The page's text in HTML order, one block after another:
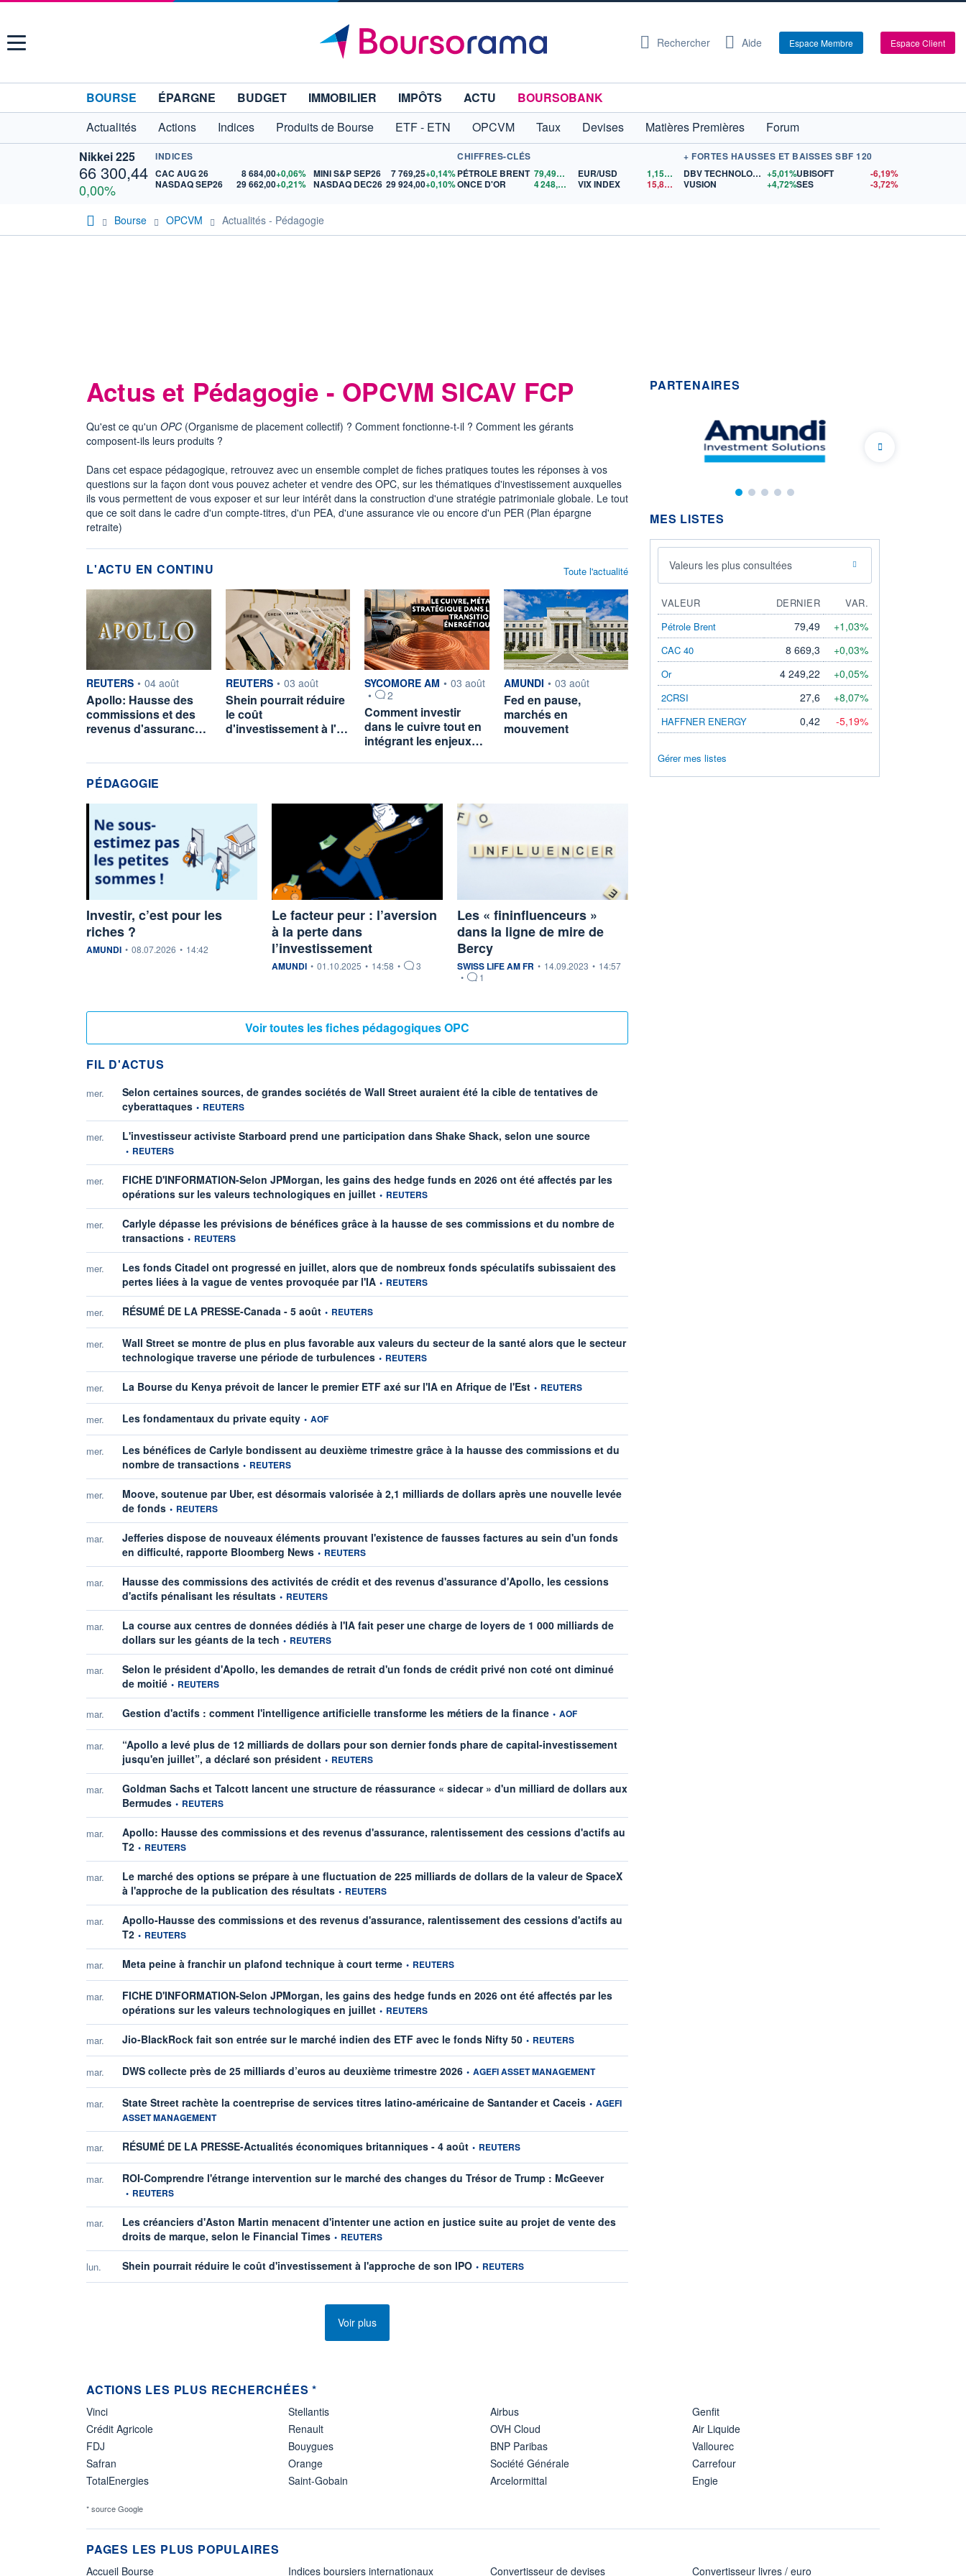
Menu Rechercher Aide Espace Membre Espace Client
BOURSE ÉPARGNE BUDGET IMMOBILIER IMPÔTS ACTU
BOURSOBANK
Actualités
Actions Indices Produits de Bourse ETF - ETN OPCVM Taux Devises Matières Premières
Forum
Nikkei 225
66 300,44
0,00%
INDICES
CAC AUG 26
8 684,00+0,06%
NASDAQ SEP26
29 662,00+0,21%
MINI S&P SEP26 7 769,25+0,14%
NASDAQ DEC26 29 924,00+0,10%
CHIFFRES-CLÉS
PÉTROLE BRENT
79,49
$US
ONCE D'OR
4 248,97 $US
EUR/USD 1,1554
$US
VIX INDEX
15,81$US
+ FORTES HAUSSES ET BAISSES SBF 120
DBV TECHNOLOGIES +5,01%
VUSION
+4,72%
UBISOFT
-6,19%
SES
-3,72%
Bourse OPCVM Actualités - Pédagogie
Actus et Pédagogie - OPCVM SICAV FCP
Qu'est ce qu'un OPC (Organisme de placement collectif) ? Comment fonctionne-t-il ? Comment les gérants
composent-ils leurs produits ?
Dans cet espace pédagogique, retrouvez avec un ensemble complet de fiches pratiques toutes les réponses à vos
questions sur la façon dont vous pouvez acheter et vendre des OPC, sur les thématiques d'investissement auxquelles
ils vous permettent de vous exposer et sur leur intérêt dans la construction d'une stratégie patrimoniale globale. Le tout
que ce soit dans le cadre d'un compte-titres, d'un PEA, d'une assurance vie ou encore d'un PER (Plan épargne
retraite)
L'ACTU EN CONTINU
information fournie par
REUTERS • 04 août
Apollo: Hausse des
commissions et des
revenus d'assuranc…
information fournie par
REUTERS • 03 août
Shein pourrait réduire
le coût
d'investissement à l'…
information fournie par
SYCOMORE AM • 03 août
•
2
Comment investir
dans le cuivre tout en
intégrant les enjeux…
information fournie par
AMUNDI • 03 août
Fed en pause,
marchés en
mouvement
Toute l'actualité
PÉDAGOGIE
Investir, c’est pour les
riches ?
information fournie par
AMUNDI • 08.07.2026 • 14:42
Le facteur peur : l’aversion
à la perte dans
l’investissement
information fournie par
AMUNDI • 01.10.2025 • 14:58 • 3
Les « fininfluenceurs »
dans la ligne de mire de
Bercy
information fournie par
SWISS LIFE AM FR • 14.09.2023 • 14:57
•
1
Voir toutes les fiches pédagogiques OPC
FIL D'ACTUS
mer.
Selon certaines sources, de grandes sociétés de Wall Street auraient été la cible de tentatives de
cyberattaques information fournie par
• REUTERS
mer. L'investisseur activiste Starboard prend une participation dans Shake Shack, selon une source
• REUTERS
mer.
FICHE D'INFORMATION-Selon JPMorgan, les gains des hedge funds en 2026 ont été affectés par les
opérations sur les valeurs technologiques en juilletinformation fournie par
• REUTERS
mer.
Carlyle dépasse les prévisions de bénéfices grâce à la hausse de ses commissions et du nombre de
transactions information fournie par
• REUTERS
mer.
Les fonds Citadel ont progressé en juillet, alors que de nombreux fonds spéculatifs subissaient des
pertes liées à la vague de ventes provoquée par l'IA information fournie par
• REUTERS
mer. RÉSUMÉ DE LA PRESSE-Canada - 5 aoûtinformation fournie par
• REUTERS
mer.
Wall Street se montre de plus en plus favorable aux valeurs du secteur de la santé alors que le secteur
technologique traverse une période de turbulences information fournie par
• REUTERS
mer. La Bourse du Kenya prévoit de lancer le premier ETF axé sur l'IA en Afrique de l'Estinformation fournie par
• REUTERS
mer. Les fondamentaux du private equityinformation fournie par
• AOF
mer.
Les bénéfices de Carlyle bondissent au deuxième trimestre grâce à la hausse des commissions et du
nombre de transactions information fournie par
• REUTERS
mer.
Moove, soutenue par Uber, est désormais valorisée à 2,1 milliards de dollars après une nouvelle levée
de fonds information fournie par
• REUTERS
mar.
Jefferies dispose de nouveaux éléments prouvant l'existence de fausses factures au sein d'un fonds
en difficulté, rapporte Bloomberg News information fournie par
• REUTERS
mar.
Hausse des commissions des activités de crédit et des revenus d'assurance d'Apollo, les cessions
d'actifs pénalisant les résultats information fournie par
• REUTERS
mar.
La course aux centres de données dédiés à l'IA fait peser une charge de loyers de 1 000 milliards de
dollars sur les géants de la tech information fournie par
• REUTERS
mar.
Selon le président d'Apollo, les demandes de retrait d'un fonds de crédit privé non coté ont diminué
de moitié information fournie par
• REUTERS
mar. Gestion d'actifs : comment l'intelligence artificielle transforme les métiers de la finance information fournie par
• AOF
mar.
“Apollo a levé plus de 12 milliards de dollars pour son dernier fonds phare de capital-investissement
jusqu'en juillet”, a déclaré son présidentinformation fournie par
• REUTERS
mar.
Goldman Sachs et Talcott lancent une structure de réassurance « sidecar » d'un milliard de dollars aux
Bermudes information fournie par
• REUTERS
mar.
Apollo: Hausse des commissions et des revenus d'assurance, ralentissement des cessions d'actifs au
T2information fournie par
• REUTERS
mar.
Le marché des options se prépare à une fluctuation de 225 milliards de dollars de la valeur de SpaceX
à l'approche de la publication des résultats information fournie par
• REUTERS
mar.
Apollo-Hausse des commissions et des revenus d'assurance, ralentissement des cessions d'actifs au
T2information fournie par
• REUTERS
mar. Meta peine à franchir un plafond technique à court terme information fournie par
• REUTERS
mar.
FICHE D'INFORMATION-Selon JPMorgan, les gains des hedge funds en 2026 ont été affectés par les
opérations sur les valeurs technologiques en juilletinformation fournie par
• REUTERS
mar. Jio-BlackRock fait son entrée sur le marché indien des ETF avec le fonds Nifty 50information fournie par
• REUTERS
mar. DWS collecte près de 25 milliards d’euros au deuxième trimestre 2026 information fournie par
• AGEFI ASSET MANAGEMENT
mar. State Street rachète la coentreprise de services titres latino-américaine de Santander et Caceis information fournie par
• AGEFI
ASSET MANAGEMENT
mar. RÉSUMÉ DE LA PRESSE-Actualités économiques britanniques - 4 aoûtinformation fournie par
• REUTERS
mar. ROI-Comprendre l'étrange intervention sur le marché des changes du Trésor de Trump : McGeeverinformation fournie par
• REUTERS
mar.
Les créanciers d'Aston Martin menacent d'intenter une action en justice suite au projet de vente des
droits de marque, selon le Financial Times information fournie par
• REUTERS
lun. Shein pourrait réduire le coût d'investissement à l'approche de son IPOinformation fournie par
• REUTERS
Voir plus
PARTENAIRES
MES LISTES
Valeurs les plus consultées
VALEUR DERNIER
VAR.
Pétrole Brent
79,49 +1,03%
CAC 40 8 669,3 +0,03%
Or 4 249,22 +0,05%
2CRSI 27,6 +8,07%
HAFFNER ENERGY 0,42 -5,19%
Gérer mes listes
ACTIONS LES PLUS RECHERCHÉES *
Vinci
Crédit Agricole
FDJ
Safran
TotalEnergies
Stellantis
Renault
Bouygues
Orange
Saint-Gobain
Airbus
OVH Cloud
BNP Paribas
Société Générale
Arcelormittal
Genfit
Air Liquide
Vallourec
Carrefour
Engie
* source Google
PAGES LES PLUS POPULAIRES
Accueil Bourse Indices boursiers internationaux Convertisseur de devises Convertisseur livres / euro